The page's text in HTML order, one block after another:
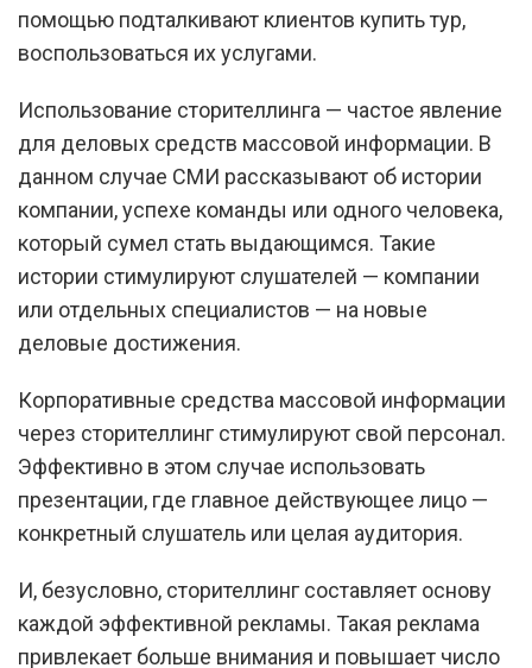
помощью подталкивают клиентов купить тур,
воспользоваться их услугами.
Использование сторителлинга — частое явление
для деловых средств массовой информации. В
данном случае СМИ рассказывают об истории
компании, успехе команды или одного человека,
который сумел стать выдающимся. Такие
истории стимулируют слушателей — компании
или отдельных специалистов — на новые
деловые достижения.
Корпоративные средства массовой информации
через сторителлинг стимулируют свой персонал.
Эффективно в этом случае использовать
презентации, где главное действующее лицо —
конкретный слушатель или целая аудитория.
И, безусловно, сторителлинг составляет основу
каждой эффективной рекламы. Такая реклама
привлекает больше внимания и повышает число